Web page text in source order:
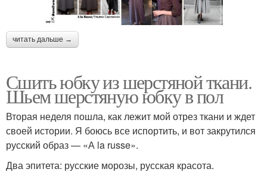
читать дальше →
Сшить юбку из шерстяной ткани.
Шьем шерстяную юбку в пол
Вторая неделя пошла, как лежит мой отрез ткани и ждет
своей истории. Я боюсь все испортить, и вот закрутился
русский образ — «А la russe».
Два эпитета: русские морозы, русская красота.